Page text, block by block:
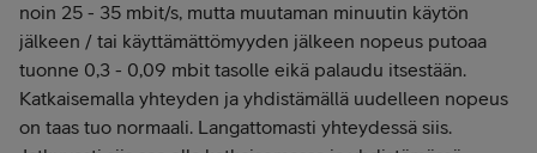
noin 25 - 35 mbit/s, mutta muutaman minuutin käytön
jälkeen / tai käyttämättömyyden jälkeen nopeus putoaa
tuonne 0,3 - 0,09 mbit tasolle eikä palaudu itsestään.
Katkaisemalla yhteyden ja yhdistämällä uudelleen nopeus
on taas tuo normaali. Langattomasti yhteydessä siis.